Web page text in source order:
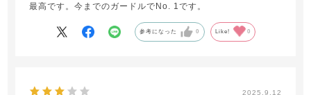
最高です。今までのガードルでNo. 1です。
参考になった 0 Like! 0
2025.9.12